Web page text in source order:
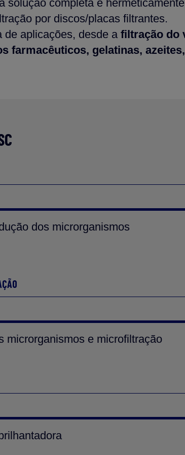
solução completa e hermeticamente
por discos/placas filtrantes.
de aplicações, desde a filtração do
farmacêuticos, gelatinas, azeites,
dos microrganismos
microrganismos e microfiltração